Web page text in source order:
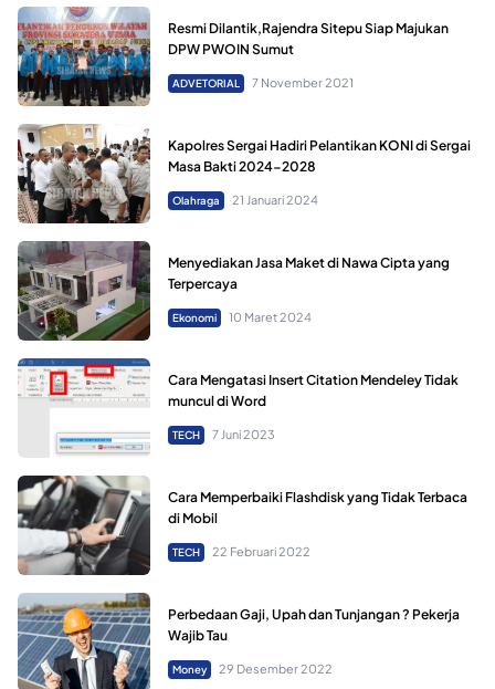
Resmi Dilantik,Rajendra Sitepu Siap Majukan
DPW PWOIN Sumut
ADVETORIAL 7 November 2021
Kapolres Sergai Hadiri Pelantikan KONI di Sergai
Masa Bakti 2024-2028
Olahraga 21 Januari 2024
Menyediakan Jasa Maket di Nawa Cipta yang
Terpercaya
Ekonomi 10 Maret 2024
Cara Mengatasi Insert Citation Mendeley Tidak
muncul di Word
TECH 7 Juni 2023
Cara Memperbaiki Flashdisk yang Tidak Terbaca
di Mobil
TECH 22 Februari 2022
Perbedaan Gaji, Upah dan Tunjangan ? Pekerja
Wajib Tau
Money 29 Desember 2022